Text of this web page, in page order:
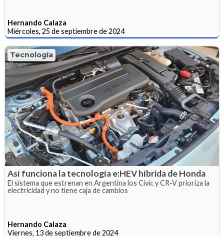
Hernando Calaza
Miércoles, 25 de septiembre de 2024
Tecnología
Así funciona la tecnología e:HEV híbrida de Honda
El sistema que estrenan en Argentina los Civic y CR-V prioriza la
electricidad y no tiene caja de cambios
Hernando Calaza
Viernes, 13 de septiembre de 2024